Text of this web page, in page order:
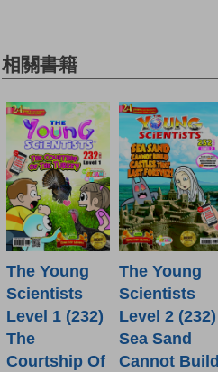
相關書籍
The Young
Scientists
Level 1 (232)
The
Courtship Of
The Young
Scientists
Level 2 (232)
Sea Sand
Cannot Build